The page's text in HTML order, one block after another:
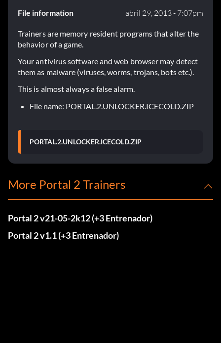
File information abril 29, 2013 - 7:07pm
Trainers are memory resident programs that alter the
behavior of a game.
Your antivirus software and web browser may detect
them as malware (viruses, worms, trojans, bots etc.).
This is almost always a false alarm.
File name: PORTAL.2.UNLOCKER.ICECOLD.ZIP
PORTAL.2.UNLOCKER.ICECOLD.ZIP
More Portal 2 Trainers
Portal 2 v21-05-2k12 (+3 Entrenador)
Portal 2 v1.1 (+3 Entrenador)